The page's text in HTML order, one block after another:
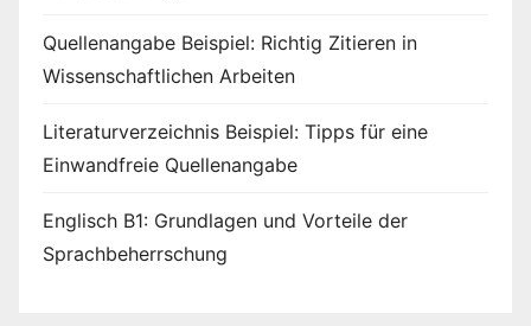
Quellenangabe Beispiel: Richtig Zitieren in
Wissenschaftlichen Arbeiten
Literaturverzeichnis Beispiel: Tipps für eine
Einwandfreie Quellenangabe
Englisch B1: Grundlagen und Vorteile der
Sprachbeherrschung